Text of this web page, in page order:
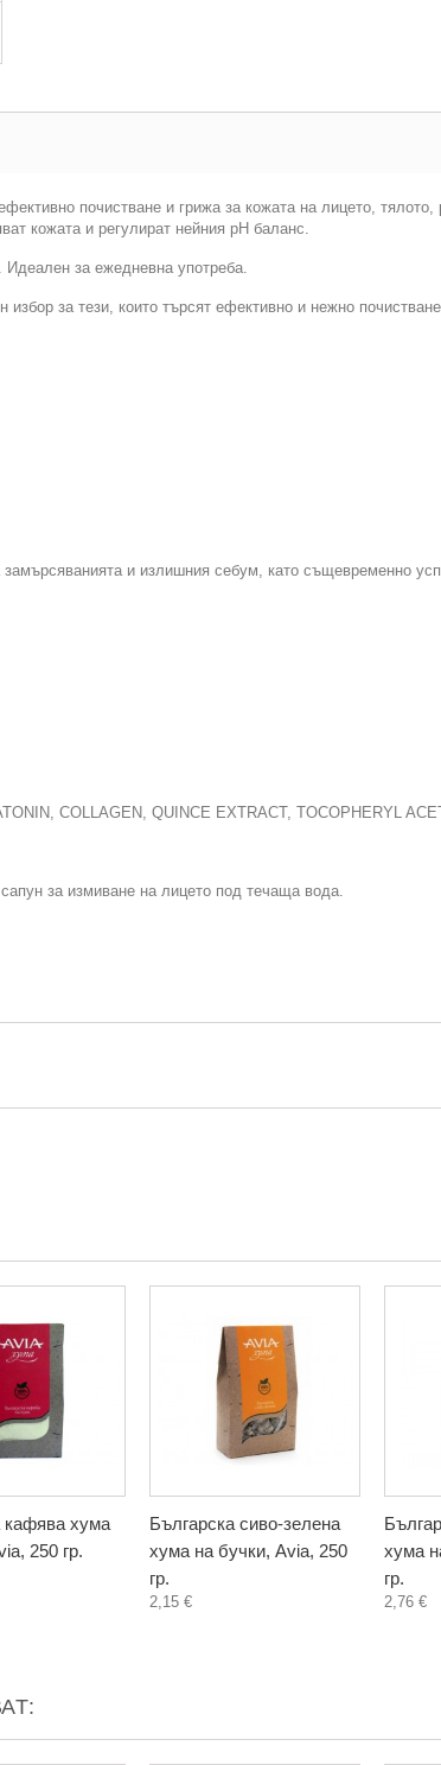
почистване и грижа за кожата на лицето,
кожата и регулират нейния pH баланс.
Идеален за ежедневна употреба.
за тези, които търсят ефективно и нежно
замърсяванията и излишния себум, като същевременно
COLLAGEN, QUINCE EXTRACT, TOCOPHERYL
за измиване на лицето под течаща вода.
кафява хума
250 гр.
Българска сиво-зелена
хума на бучки, Avia, 250
гр.
2,15 €
хума
гр.
2,76 €